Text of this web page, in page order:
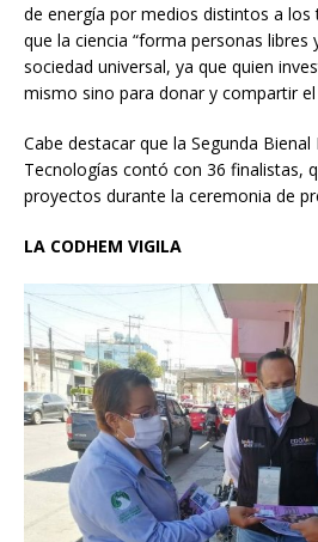
de energía por medios distintos a los
que la ciencia “forma personas libres
sociedad universal, ya que quien
mismo sino para donar y compartir
Cabe destacar que la Segunda
Tecnologías contó con 36 finalistas,
proyectos durante la ceremonia de
LA CODHEM VIGILA